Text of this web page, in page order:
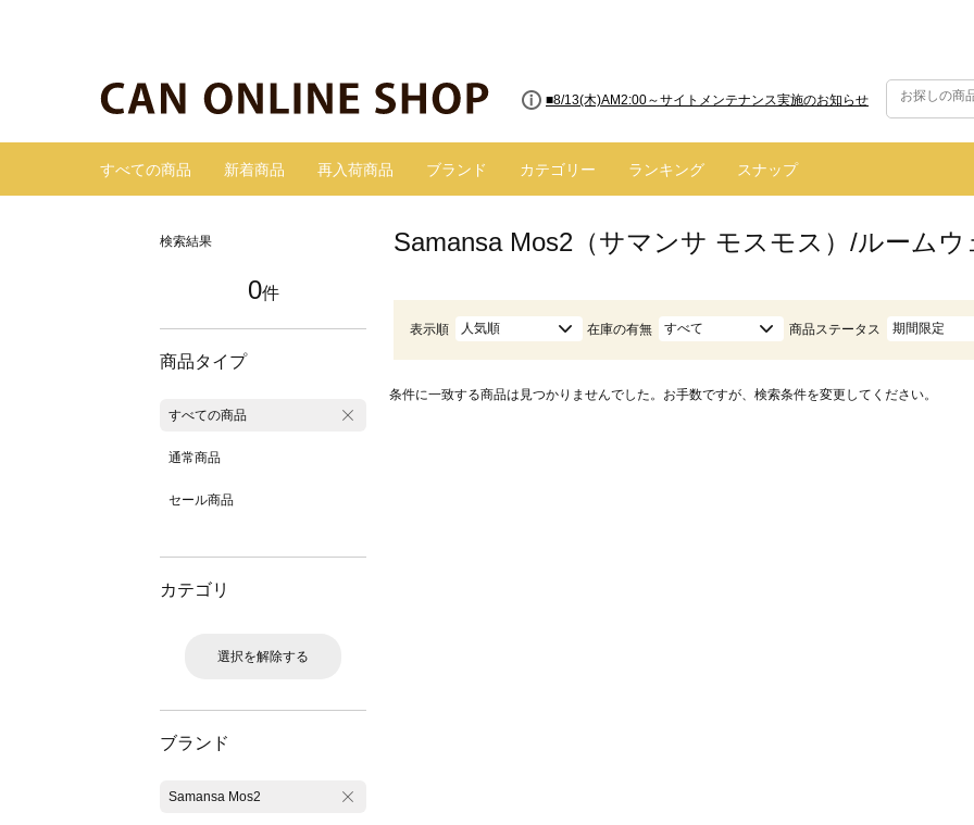
■8/13(木)AM2:00～サイトメンテナンス実施のお知らせ
すべての商品 新着商品 再入荷商品 ブランド カテゴリー ランキング スナップ
検索結果
0件
商品タイプ
すべての商品
通常商品
セール商品
カテゴリ
選択を解除する
ブランド
Samansa Mos2
Samansa Mos2（サマンサ モスモス）/ルームウ
表示順 人気順 在庫の有無 すべて 商品ステータス 期間限定
条件に一致する商品は見つかりませんでした。お手数ですが、検索条件を変更してください。